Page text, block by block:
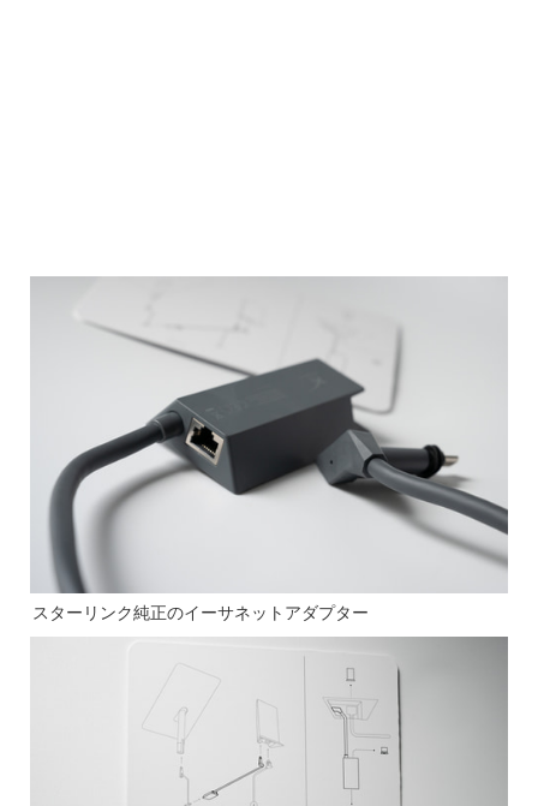
スターリンク純正のイーサネットアダプター